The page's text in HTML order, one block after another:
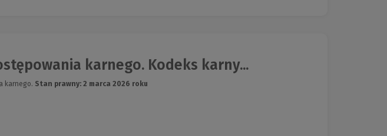
karnego. Kodeks karny...
karnego. Stan prawny: 2 marca 2026 roku